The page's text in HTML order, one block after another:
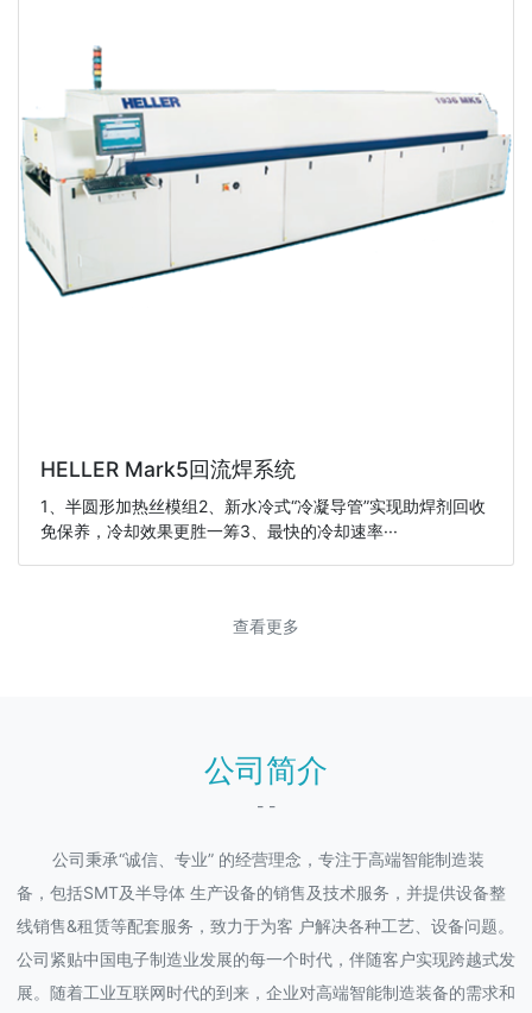
HELLER Mark5回流焊系统
1、半圆形加热丝模组2、新水冷式“冷凝导管”实现助焊剂回收
免保养，冷却效果更胜一筹3、最快的冷却速率···
查看更多
公司简介
- -
公司秉承“诚信、专业” 的经营理念，专注于高端智能制造装
备，包括SMT及半导体 生产设备的销售及技术服务，并提供设备整
线销售&租赁等配套服务，致力于为客 户解决各种工艺、设备问题。
公司紧贴中国电子制造业发展的每一个时代，伴随客户实现跨越式发
展。随着工业互联网时代的到来，企业对高端智能制造装备的需求和